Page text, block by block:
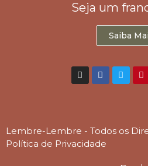
Seja um
Saiba
Lembre-Lembre - Todos os
Política de Privacidade